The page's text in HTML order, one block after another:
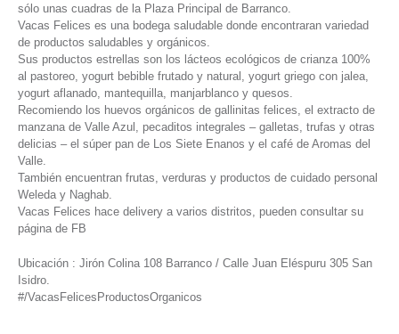
sólo unas cuadras de la Plaza Principal de Barranco.
Vacas Felices es una bodega saludable donde encontraran variedad
de productos saludables y orgánicos.
Sus productos estrellas son los lácteos ecológicos de crianza 100%
al pastoreo, yogurt bebible frutado y natural, yogurt griego con jalea,
yogurt aflanado, mantequilla, manjarblanco y quesos.
Recomiendo los huevos orgánicos de gallinitas felices, el extracto de
manzana de Valle Azul, pecaditos integrales – galletas, trufas y otras
delicias – el súper pan de Los Siete Enanos y el café de Aromas del
Valle.
También encuentran frutas, verduras y productos de cuidado personal
Weleda y Naghab.
Vacas Felices hace delivery a varios distritos, pueden consultar su
página de FB
Ubicación : Jirón Colina 108 Barranco / Calle Juan Eléspuru 305 San
Isidro.
#/VacasFelicesProductosOrganicos